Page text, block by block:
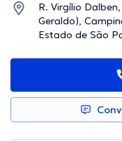
R. Virgílio
Geraldo),
Estado de São